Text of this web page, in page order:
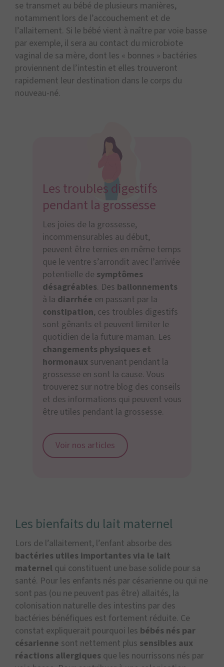
se transmet au bébé de plusieurs manières,
notamment lors de l’accouchement et de
l’allaitement. Si le bébé vient à naître par voie basse
par exemple, il sera au contact du microbiote
vaginal de sa mère, dont les « bonnes » bactéries
proviennent de l’intestin et elles trouveront
rapidement leur destination dans le corps du
nouveau-né.
Les troubles digestifs
pendant la grossesse
Les joies de la grossesse,
incommensurables au début,
peuvent être ternies en même temps
que le ventre s’arrondit avec l’arrivée
potentielle de symptômes
désagréables. Des ballonnements
à la diarrhée en passant par la
constipation, ces troubles digestifs
sont gênants et peuvent limiter le
quotidien de la future maman. Les
changements physiques et
hormonaux survenant pendant la
grossesse en sont la cause. Vous
trouverez sur notre blog des conseils
et des informations qui peuvent vous
être utiles pendant la grossesse.
Voir nos articles
Les bienfaits du lait maternel
Lors de l’allaitement, l’enfant absorbe des
bactéries utiles importantes via le lait
maternel qui constituent une base solide pour sa
santé. Pour les enfants nés par césarienne ou qui ne
sont pas (ou ne peuvent pas être) allaités, la
colonisation naturelle des intestins par des
bactéries bénéfiques est fortement réduite. Ce
constat expliquerait pourquoi les bébés nés par
césarienne sont nettement plus sensibles aux
réactions allergiques que les nourrissons nés par